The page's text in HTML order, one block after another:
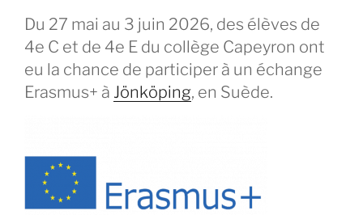
Du 27 mai au 3 juin 2026, des élèves de
4e C et de 4e E du collège Capeyron ont
eu la chance de participer à un échange
Erasmus+ à Jönköping, en Suède.